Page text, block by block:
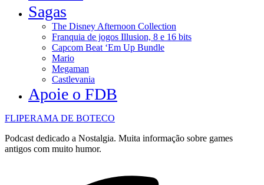
Sagas
The Disney Afternoon Collection
Franquia de jogos Illusion, 8 e 16 bits
Capcom Beat ‘Em Up Bundle
Mario
Megaman
Castlevania
Apoie o FDB
FLIPERAMA DE BOTECO
Podcast dedicado a Nostalgia. Muita informação sobre games
antigos com muito humor.